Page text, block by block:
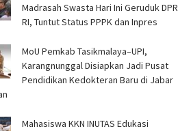
Madrasah Swasta Hari Ini Geruduk DPR
RI, Tuntut Status PPPK dan Inpres
MoU Pemkab Tasikmalaya–UPI,
Karangnunggal Disiapkan Jadi Pusat
Pendidikan Kedokteran Baru di Jabar
Mahasiswa KKN INUTAS Edukasi